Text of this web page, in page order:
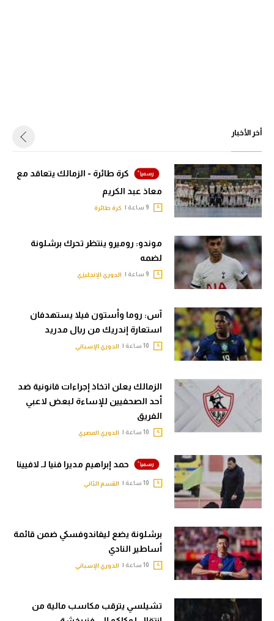
أخر الأخبار
كرة طائرة - الزمالك يتعاقد مع
معاذ عبد الكريم
كرة طائرة
موندو: روميرو ينتظر تحرك برشلونة
لضمه
الدوري الإنجليزي
آس: روما وأستون فيلا يستهدفان
استعارة إندريك من ريال مدريد
الدوري الإسباني
الزمالك يعلن اتخاذ إجراءات قانونية ضد
أحد الصحفيين للإساءة لبعض لاعبي
الفريق
الدوري المصري
حمد إبراهيم مديرا فنيا لـ لافيينا
القسم الثاني
برشلونة يضع ليفاندوفسكي ضمن قائمة
أساطير النادي
الدوري الإسباني
تشيلسي يترقب مكاسب مالية من